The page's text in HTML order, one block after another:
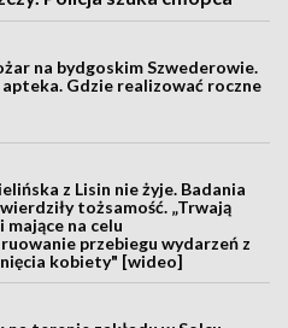
na bydgoskim Szwederowie.
apteka. Gdzie realizować roczne
z Lisin nie żyje. Badania
tożsamość. „Trwają
mające na celu
przebiegu wydarzeń z
kobiety" [wideo]